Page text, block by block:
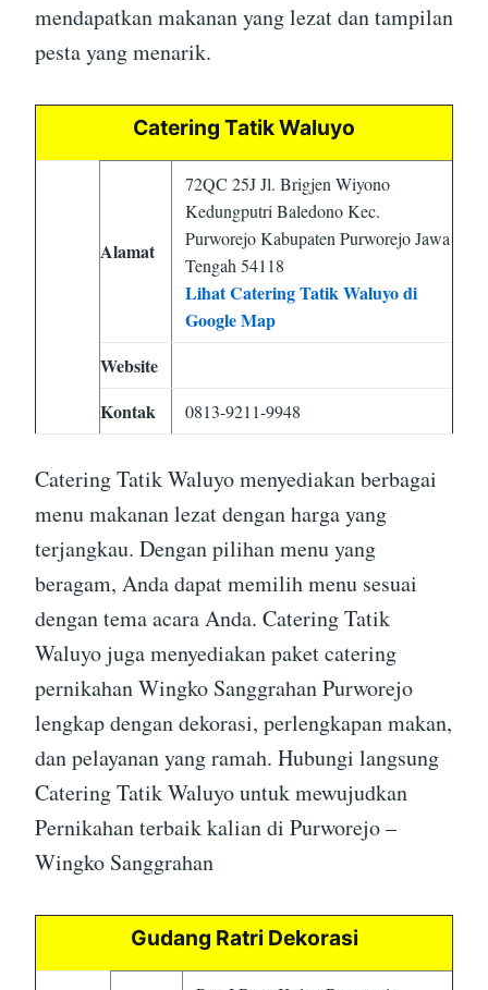
mendapatkan makanan yang lezat dan tampilan
pesta yang menarik.
Catering Tatik Waluyo
Alamat
72QC 25J Jl. Brigjen Wiyono
Kedungputri Baledono Kec.
Purworejo Kabupaten Purworejo Jawa
Tengah 54118
Lihat Catering Tatik Waluyo di
Google Map
Website
Kontak
0813-9211-9948
Catering Tatik Waluyo menyediakan berbagai
menu makanan lezat dengan harga yang
terjangkau. Dengan pilihan menu yang
beragam, Anda dapat memilih menu sesuai
dengan tema acara Anda. Catering Tatik
Waluyo juga menyediakan paket catering
pernikahan Wingko Sanggrahan Purworejo
lengkap dengan dekorasi, perlengkapan makan,
dan pelayanan yang ramah. Hubungi langsung
Catering Tatik Waluyo untuk mewujudkan
Pernikahan terbaik kalian di Purworejo –
Wingko Sanggrahan
Gudang Ratri Dekorasi